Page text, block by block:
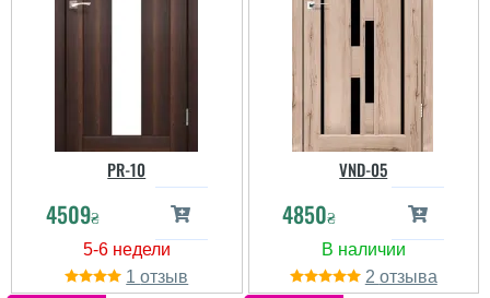
PR-10
4509₴
1
VND-05
4850₴
2